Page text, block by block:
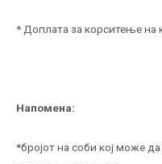
* Доплата за корситење на
Напомена:
*бројот на соби кој може